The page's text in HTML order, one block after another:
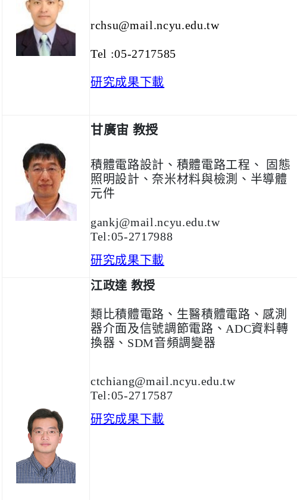
rchsu@mail.ncyu.edu.tw
Tel :05-2717585
研究成果下載
甘廣宙 教授
積體電路設計、積體電路工程、 固態
照明設計、奈米材料與檢測、半導體
元件
gankj@mail.ncyu.edu.tw
Tel:05-2717988
研究成果下載
江政達 教授
類比積體電路、生醫積體電路、感測
器介面及信號調節電路、ADC資料轉
換器、SDM音頻調變器
ctchiang@mail.ncyu.edu.tw
Tel:05-2717587
研究成果下載